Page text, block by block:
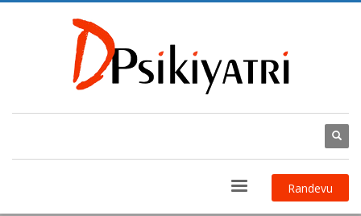
Randevu